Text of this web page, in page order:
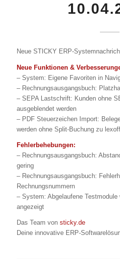
Neue STICKY ERP-
Neue Funktionen &
– System: Eigene Favoriten in
– Rechnungsausgangsbuch:
– SEPA Lastschrift: Kunden ohne
ausgeblendet werden
– PDF Steuerzeichen Import:
werden ohne Split-Buchung zu
Fehlerbehebungen:
– Rechnungsausgangsbuch:
gering
– Rechnungsausgangsbuch:
Rechnungsnummern
– System: Abgelaufene
angezeigt
Das Team von sticky.de
Deine innovative ERP-